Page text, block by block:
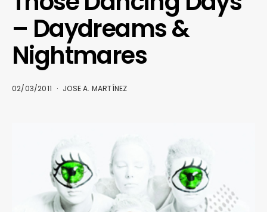
– Daydreams &
Nightmares
02/03/2011 JOSE A. MARTÍNEZ